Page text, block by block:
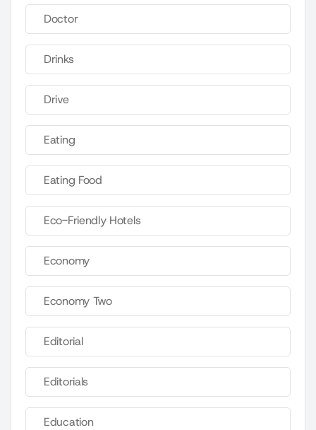
Doctor
Drinks
Drive
Eating
Eating Food
Eco-Friendly Hotels
Economy
Economy Two
Editorial
Editorials
Education